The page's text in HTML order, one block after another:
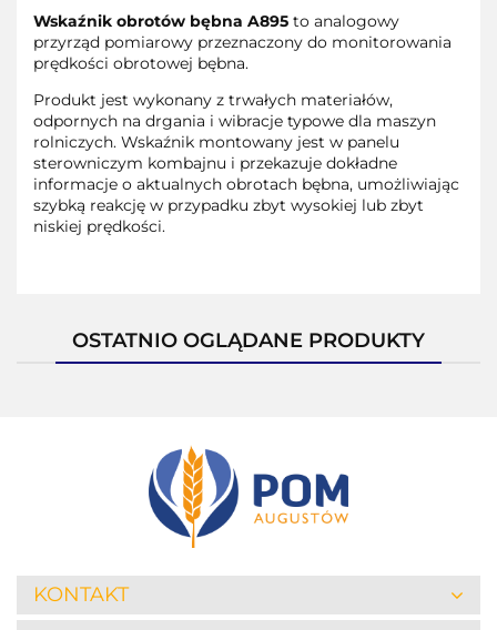
Wskaźnik obrotów bębna A895 to analogowy
przyrząd pomiarowy przeznaczony do monitorowania
prędkości obrotowej bębna.
Produkt jest wykonany z trwałych materiałów,
odpornych na drgania i wibracje typowe dla maszyn
rolniczych. Wskaźnik montowany jest w panelu
sterowniczym kombajnu i przekazuje dokładne
informacje o aktualnych obrotach bębna, umożliwiając
szybką reakcję w przypadku zbyt wysokiej lub zbyt
niskiej prędkości.
OSTATNIO OGLĄDANE PRODUKTY
KONTAKT